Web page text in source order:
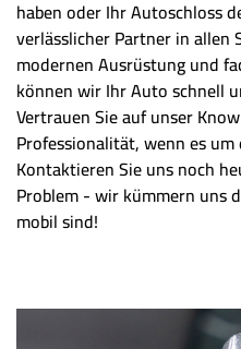
haben oder Ihr Autoschloss
verlässlicher Partner in allen
modernen Ausrüstung und
können wir Ihr Auto schnell
Vertrauen Sie auf unser
Professionalität, wenn es
Kontaktieren Sie uns noch
Problem - wir kümmern uns
mobil sind!